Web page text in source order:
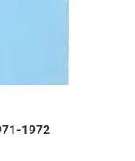
1972